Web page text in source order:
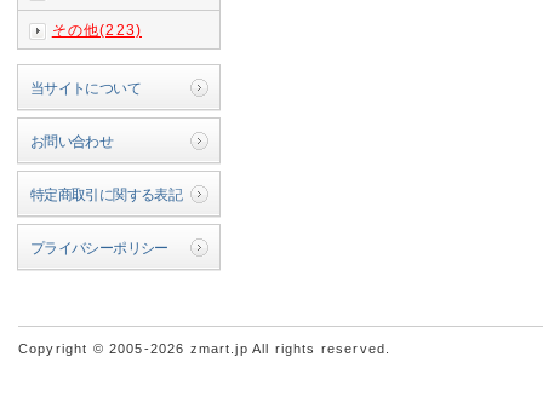
その他(223)
当サイトについて
お問い合わせ
特定商取引に関する表記
プライバシーポリシー
Copyright © 2005-2026 zmart.jp All rights reserved.